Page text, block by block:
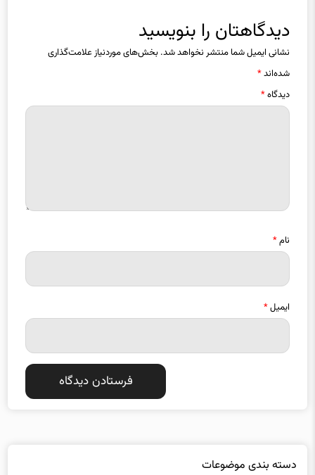
دیدگاهتان را بنویسید
نشانی ایمیل شما منتشر نخواهد شد. بخش‌های موردنیاز علامت‌گذاری
شده‌اند*
دیدگاه*
نام*
ایمیل*
دسته بندی موضوعات